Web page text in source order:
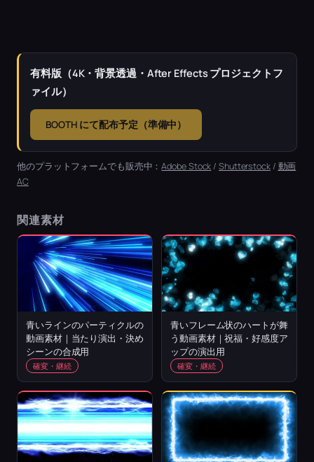
有料版（4K・背景透過・After Effects プロジェクトフ
ァイル）
BOOTH にて配布予定（準備中）
他のプラットフォームでも販売中：Adobe Stock /Shutterstock/ 動画
AC
関連素材
青いラインのパーティクルの
動画素材｜当たり演出・決め
シーンの合成用
確変・継続
青いフレーム状のハートが舞
う動画素材｜祝福・好感度ア
ップの演出用
確変・継続